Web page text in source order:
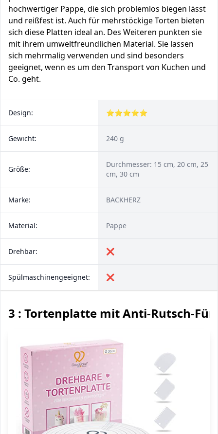
hochwertiger Pappe, die sich problemlos biegen lässt
und reißfest ist. Auch für mehrstöckige Torten bieten
sich diese Platten ideal an. Des Weiteren punkten sie
mit ihrem umweltfreundlichen Material. Sie lassen
sich mehrmalig verwenden und sind besonders
geeignet, wenn es um den Transport von Kuchen und
Co. geht.
Design: ⭐⭐⭐⭐⭐
Gewicht: 240 g
Größe:
Durchmesser: 15 cm, 20 cm, 25
cm, 30 cm
Marke: BACKHERZ
Material: Pappe
Drehbar: ❌
Spülmaschinengeeignet: ❌
3 : Tortenplatte mit Anti-Rutsch-